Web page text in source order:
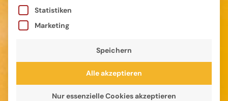
Statistiken
Marketing
Speichern
Alle akzeptieren
Nur essenzielle Cookies akzeptieren